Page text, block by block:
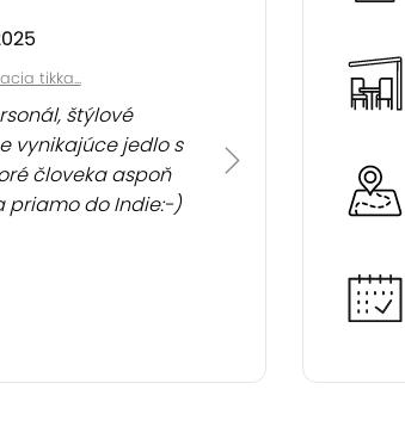
tikka...
štýlové
vynikajúce jedlo s
človeka aspoň
priamo do Indie:-)